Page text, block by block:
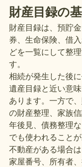
財産目録の
財産目録は、預貯
券、生命保険、借
どを一覧にして整
す。
相続が発生した後に
遺産目録と近い意
あります。一方で
の財産整理、家族
年後見、債務整理
でも使われることが
不動産がある場合は
家屋番号、所有者